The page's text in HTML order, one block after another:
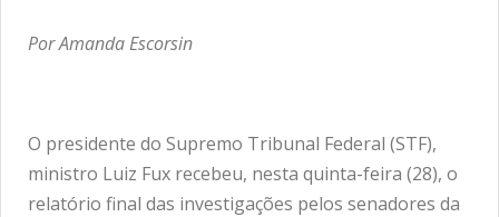
Por Amanda Escorsin
O presidente do Supremo Tribunal Federal (STF),
ministro Luiz Fux recebeu, nesta quinta-feira (28), o
relatório final das investigações pelos senadores da